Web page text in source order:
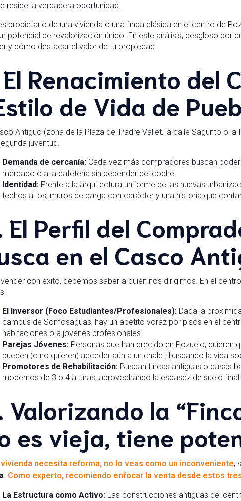
reside la verdadera oportunidad.
propietario de una vivienda o una finca clásica en el centro de
potencial de revalorización único. En este análisis, desgloso por
y cómo destacar el valor de tu propiedad.
El Renacimiento del
de Vida de
Antiguo (zona de la Plaza del Padre Vallet, la calle Sagunto o
juventud.
Demanda de cercanía:Cada vez más compradores buscan poder
mercado o a la cafetería sin depender del coche.
Identidad:Frente a la arquitectura uniforme de las nuevas
techos altos, muros de carga con carácter y una historia que
El Perfil del
en el Casco
con éxito, debemos saber a quién nos dirigimos. En el
El Inversor (Foco Estudiantes/Profesionales):Dada la
campus de Somosaguas, hay un apetito voraz por pisos en el
habitaciones o a jóvenes profesionales.
Parejas Jóvenes:Personas que han crecido en Pozuelo, quieren
pueden (o no quieren) acceder aún a un chalet, buscando la vida
Promotores de Rehabilitación:Buscan fincas antiguas o casas
modernos de 3 o 4 alturas, aprovechando la escasez de suelo
Valorizando la
es vieja, tiene
necesita reforma, no lo veas como un inconveniente,
. Como experto, recomiendo enfocar la venta desde estos
La Estructura como Activo:Las construcciones antiguas del